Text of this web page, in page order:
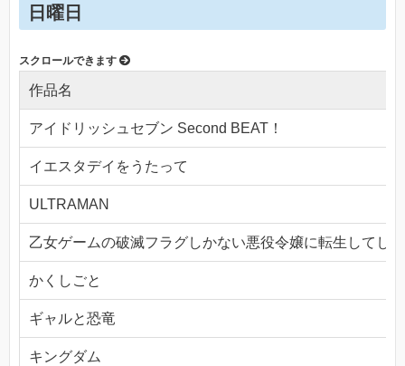
日曜日
作品名
アイドリッシュセブン Second BEAT！
イエスタデイをうたって
ULTRAMAN
乙女ゲームの破滅フラグしかない悪役令嬢に転生してし
かくしごと
ギャルと恐竜
キングダム